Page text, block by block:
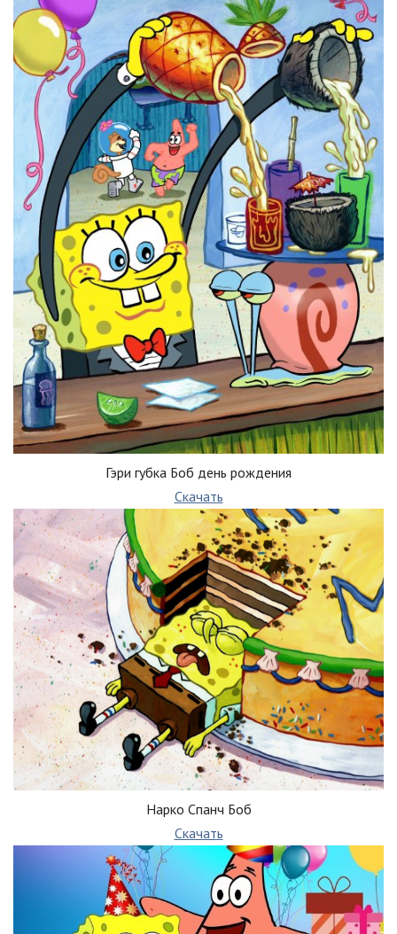
Гэри губка Боб день рождения
Скачать
Нарко Спанч Боб
Скачать